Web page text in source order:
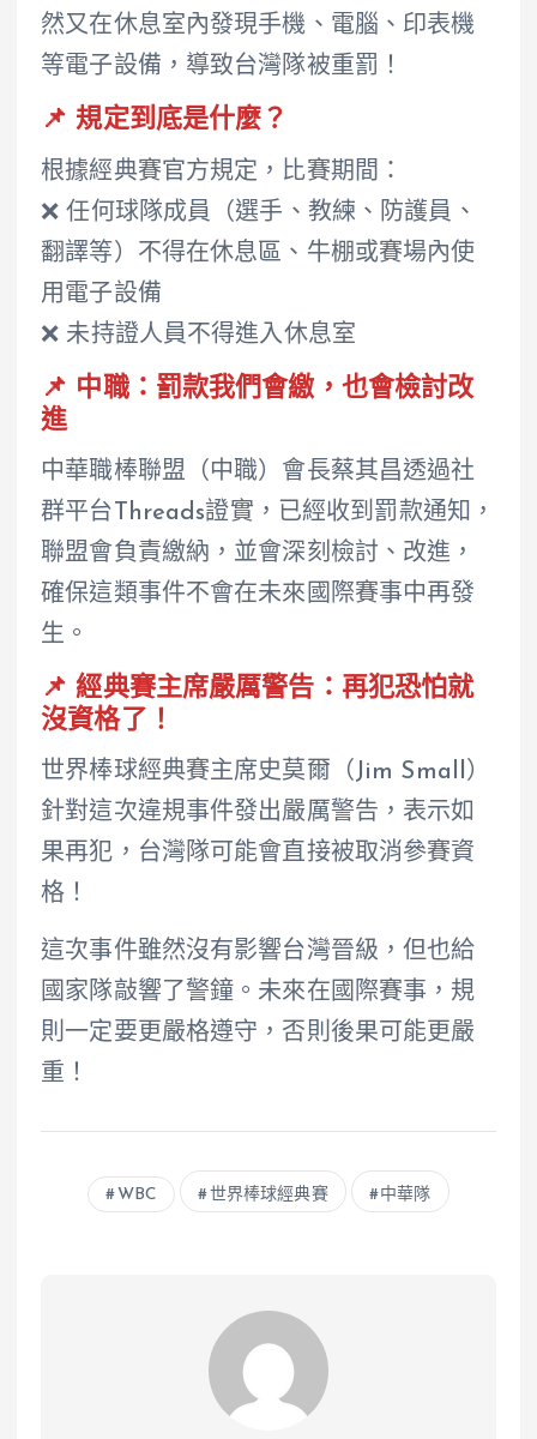
然又在休息室內發現手機、電腦、印表機
等電子設備，導致台灣隊被重罰！
📌 規定到底是什麼？
根據經典賽官方規定，比賽期間：
❌ 任何球隊成員（選手、教練、防護員、
翻譯等）不得在休息區、牛棚或賽場內使
用電子設備
❌ 未持證人員不得進入休息室
📌 中職：罰款我們會繳，也會檢討改
進
中華職棒聯盟（中職）會長蔡其昌透過社
群平台Threads證實，已經收到罰款通知，
聯盟會負責繳納，並會深刻檢討、改進，
確保這類事件不會在未來國際賽事中再發
生。
📌 經典賽主席嚴厲警告：再犯恐怕就
沒資格了！
世界棒球經典賽主席史莫爾（Jim Small）
針對這次違規事件發出嚴厲警告，表示如
果再犯，台灣隊可能會直接被取消參賽資
格！
這次事件雖然沒有影響台灣晉級，但也給
國家隊敲響了警鐘。未來在國際賽事，規
則一定要更嚴格遵守，否則後果可能更嚴
重！
WBC 世界棒球經典賽 中華隊